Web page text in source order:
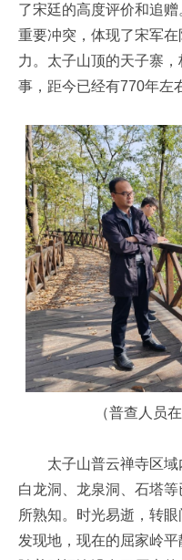
了宋廷的高度评价和追
重要冲突，体现了宋军
力。太子山顶的天子寨
事，距今已经有770年左
（普查人员
太子山普云禅寺区域
白龙洞、龙泉洞、石塔
所熟知。时光易逝，转
发现地，现在的屈家岭